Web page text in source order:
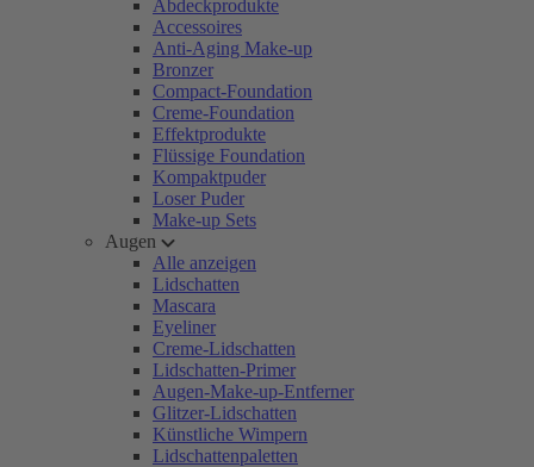
Abdeckprodukte
Accessoires
Anti-Aging Make-up
Bronzer
Compact-Foundation
Creme-Foundation
Effektprodukte
Flüssige Foundation
Kompaktpuder
Loser Puder
Make-up Sets
Augen
Alle anzeigen
Lidschatten
Mascara
Eyeliner
Creme-Lidschatten
Lidschatten-Primer
Augen-Make-up-Entferner
Glitzer-Lidschatten
Künstliche Wimpern
Lidschattenpaletten